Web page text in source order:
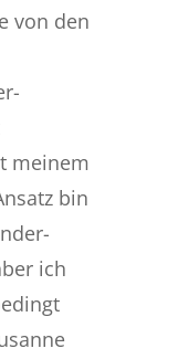
von den
meinem
bin
ich